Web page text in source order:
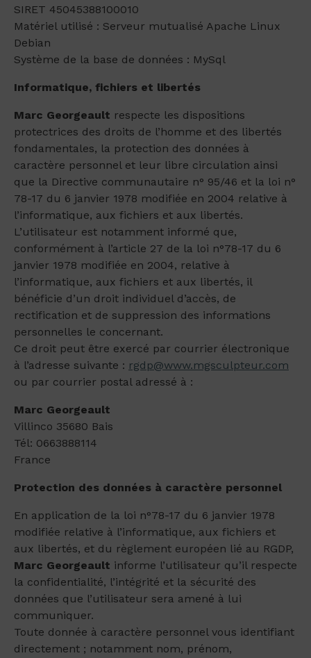
SIRET 45045388100010
Matériel utilisé : Serveur mutualisé Apache Linux
Debian
Système de la base de données : MySql
Informatique, fichiers et libertés
Marc Georgeault respecte les dispositions
protectrices des droits de l’homme et des libertés
fondamentales, la protection des données à
caractère personnel et leur libre circulation ainsi
que la Directive communautaire n° 95/46 et la loi n°
78-17 du 6 janvier 1978 modifiée en 2004 relative à
l’informatique, aux fichiers et aux libertés.
L’utilisateur est notamment informé que,
conformément à l’article 27 de la loi n°78-17 du 6
janvier 1978 modifiée en 2004, relative à
l’informatique, aux fichiers et aux libertés, il
bénéficie d’un droit individuel d’accès, de
rectification et de suppression des informations
personnelles le concernant.
Ce droit peut être exercé par courrier électronique
à l’adresse suivante : rgdp@www.mgsculpteur.com
ou par courrier postal adressé à :
Marc Georgeault
Villinco 35680 Bais
Tél: 0663888114
France
Protection des données à caractère personnel
En application de la loi n°78-17 du 6 janvier 1978
modifiée relative à l’informatique, aux fichiers et
aux libertés, et du règlement européen lié au RGDP,
Marc Georgeault informe l’utilisateur qu’il respecte
la confidentialité, l’intégrité et la sécurité des
données que l’utilisateur sera amené à lui
communiquer.
Toute donnée à caractère personnel vous identifiant
directement ; notamment nom, prénom,